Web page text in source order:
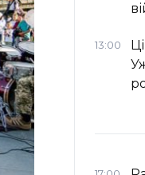
13:00